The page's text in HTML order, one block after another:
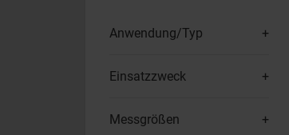
Anwendung/Typ
Einsatzzweck
Messgrößen